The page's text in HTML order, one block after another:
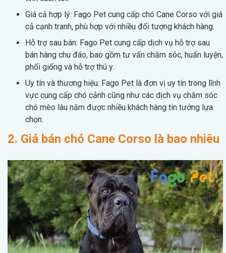
Giá cả hợp lý: Fago Pet cung cấp chó Cane Corso với giá
cả cạnh tranh, phù hợp với nhiều đối tượng khách hàng.
Hỗ trợ sau bán: Fago Pet cung cấp dịch vụ hỗ trợ sau
bán hàng chu đáo, bao gồm tư vấn chăm sóc, huấn luyện,
phối giống và hỗ trợ thú y.
Uy tín và thương hiệu: Fago Pet là đơn vị uy tín trong lĩnh
vực cung cấp chó cảnh cũng như các dịch vụ chăm sóc
chó mèo lâu năm được nhiều khách hàng tin tưởng lựa
chọn.
2. Giá bán chó Cane Corso là bao nhiêu